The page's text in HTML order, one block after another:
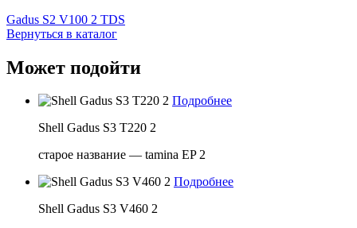
Gadus S2 V100 2 TDS
Вернуться в каталог
Может подойти
Подробнее
Shell Gadus S3 T220 2
старое название — tamina EP 2
Подробнее
Shell Gadus S3 V460 2